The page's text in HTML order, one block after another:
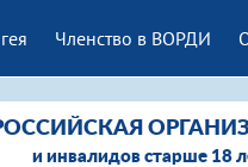
Членство в ВОРДИ
и инвалидов старше 18